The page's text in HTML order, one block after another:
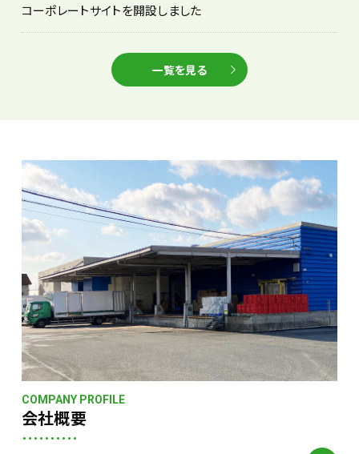
コーポレートサイトを開設しました
一覧を見る
COMPANY PROFILE
会社概要